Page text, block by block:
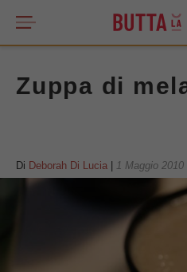
Zuppa di
Di Deborah Di Lucia 1 Maggio 2010